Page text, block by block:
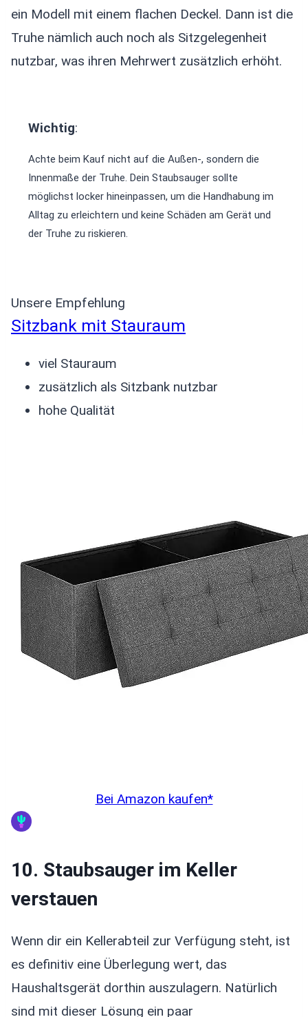
ein Modell mit einem flachen Deckel. Dann ist die
Truhe nämlich auch noch als Sitzgelegenheit
nutzbar, was ihren Mehrwert zusätzlich erhöht.
Wichtig:
Achte beim Kauf nicht auf die Außen-, sondern die
Innenmaße der Truhe. Dein Staubsauger sollte
möglichst locker hineinpassen, um die Handhabung im
Alltag zu erleichtern und keine Schäden am Gerät und
der Truhe zu riskieren.
Unsere Empfehlung
Sitzbank mit Stauraum
viel Stauraum
zusätzlich als Sitzbank nutzbar
hohe Qualität
Bei Amazon kaufen*
10. Staubsauger im Keller
verstauen
Wenn dir ein Kellerabteil zur Verfügung steht, ist
es definitiv eine Überlegung wert, das
Haushaltsgerät dorthin auszulagern. Natürlich
sind mit dieser Lösung ein paar